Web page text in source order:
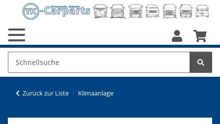
Zurück zur Liste Klimaanlage